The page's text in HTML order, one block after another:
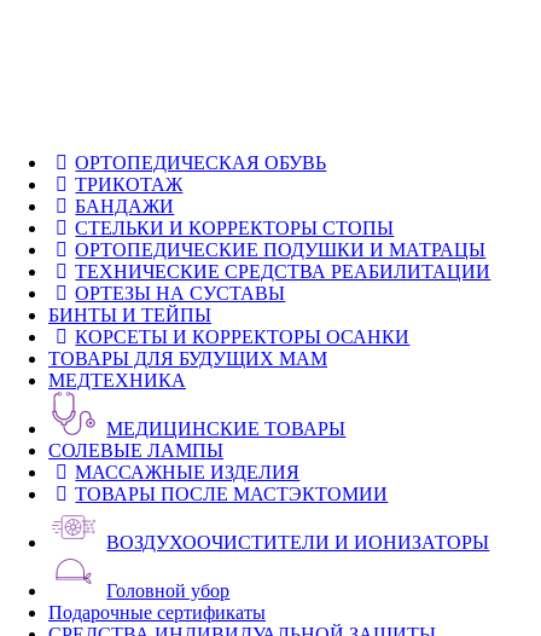
ОРТОПЕДИЧЕСКАЯ ОБУВЬ
ТРИКОТАЖ
БАНДАЖИ
СТЕЛЬКИ И КОРРЕКТОРЫ СТОПЫ
ОРТОПЕДИЧЕСКИЕ ПОДУШКИ И МАТРАЦЫ
ТЕХНИЧЕСКИЕ СРЕДСТВА РЕАБИЛИТАЦИИ
ОРТЕЗЫ НА СУСТАВЫ
БИНТЫ И ТЕЙПЫ
КОРСЕТЫ И КОРРЕКТОРЫ ОСАНКИ
ТОВАРЫ ДЛЯ БУДУЩИХ МАМ
МЕДТЕХНИКА
МЕДИЦИНСКИЕ ТОВАРЫ
СОЛЕВЫЕ ЛАМПЫ
МАССАЖНЫЕ ИЗДЕЛИЯ
ТОВАРЫ ПОСЛЕ МАСТЭКТОМИИ
ВОЗДУХООЧИСТИТЕЛИ И ИОНИЗАТОРЫ
Головной убор
Подарочные сертификаты